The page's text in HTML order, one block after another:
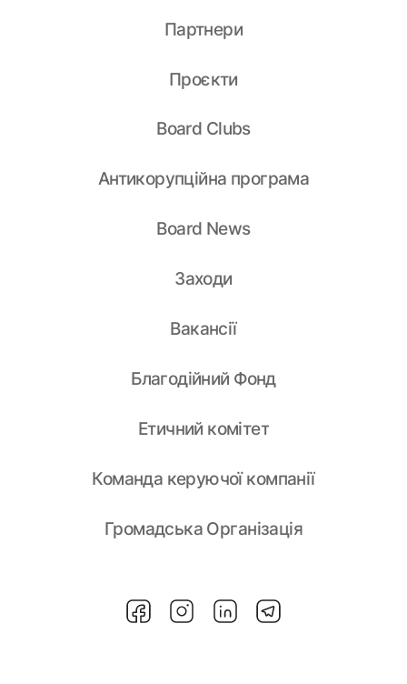
Партнери
Проєкти
Board Clubs
Антикорупційна програма
Board News
Заходи
Вакансії
Благодійний Фонд
Етичний комітет
Команда керуючої компанії
Громадська Організація